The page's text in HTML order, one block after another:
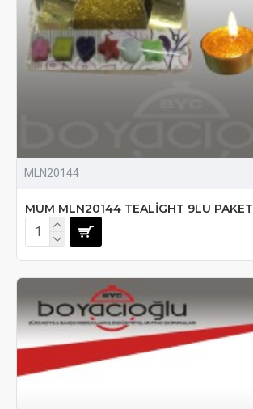
MLN20144
MUM MLN20144 TEALİGHT 9LU PAKET